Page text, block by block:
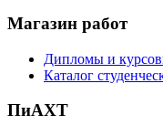
Магазин работ
Дипломы и
Каталог
ПиАХТ